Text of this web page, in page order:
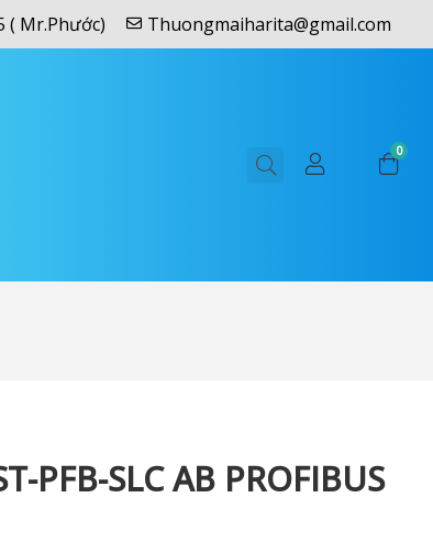
( Mr.Phước) Thuongmaiharita@gmail.com
0
PFB-SLC AB PROFIBUS